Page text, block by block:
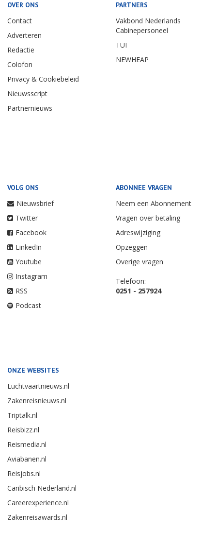
OVER ONS
Contact
Adverteren
Redactie
Colofon
Privacy & Cookiebeleid
Nieuwsscript
Partnernieuws
PARTNERS
Vakbond Nederlands
Cabinepersoneel
TUI
NEWHEAP
VOLG ONS
Nieuwsbrief
Twitter
Facebook
LinkedIn
Youtube
Instagram
RSS
Podcast
ABONNEE VRAGEN
Neem een Abonnement
Vragen over betaling
Adreswijziging
Opzeggen
Overige vragen
Telefoon:
0251 - 257924
ONZE WEBSITES
Luchtvaartnieuws.nl
Zakenreisnieuws.nl
Triptalk.nl
Reisbizz.nl
Reismedia.nl
Aviabanen.nl
Reisjobs.nl
Caribisch Nederland.nl
Careerexperience.nl
Zakenreisawards.nl